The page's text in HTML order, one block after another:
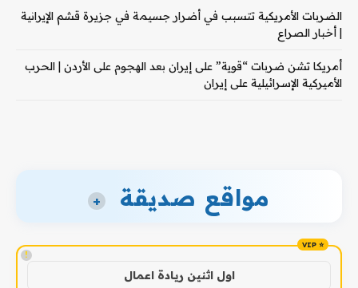
الضربات الأمريكية تتسبب في أضرار جسيمة في جزيرة قشم الإيرانية
| أخبار الصراع
أمريكا تشن ضربات “قوية” على إيران بعد الهجوم على الأردن | الحرب
الأميركية الإسرائيلية على إيران
مواقع صديقة +
!
اول اثنين ريادة اعمال